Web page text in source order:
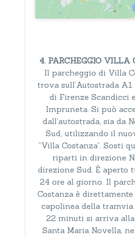
4. PARCHEGGIO VILLA
Il parcheggio di Villa
trova sull’Autostrada
di Firenze Scandicci
Impruneta. Si può
dall’autostrada, sia da
Sud, utilizzando il
“Villa Costanza”. Sosti
riparti in direzione
direzione Sud. È aperto
24 ore al giorno. Il
Costanza è
capolinea della
22 minuti si arriva
Santa Maria Novella,